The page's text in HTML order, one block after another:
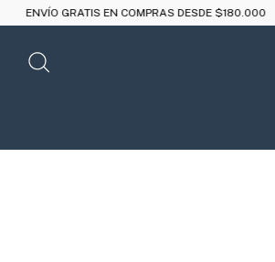
DESDE $180.000 6 CUOTAS SIN INTERÉS A